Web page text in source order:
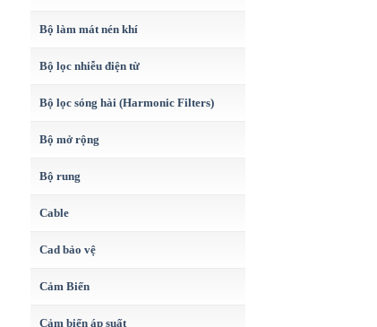
Bộ làm mát nén khí
Bộ lọc nhiễu điện từ
Bộ lọc sóng hài (Harmonic Filters)
Bộ mở rộng
Bộ rung
Cable
Cad bảo vệ
Cảm Biến
Cảm biến áp suất